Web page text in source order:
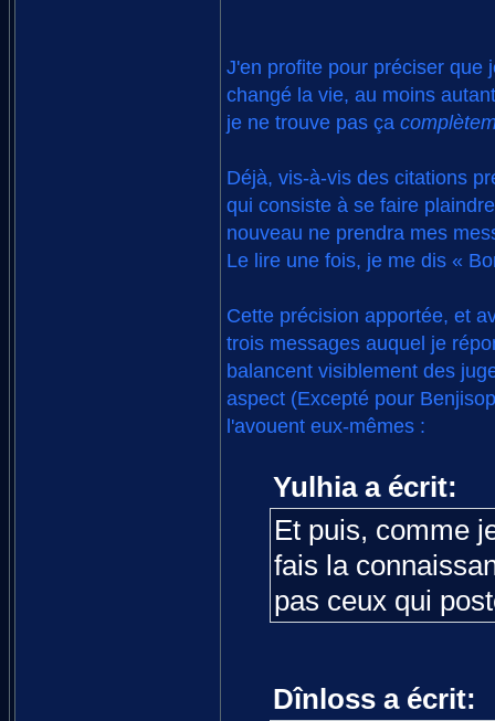
J'en profite pour préciser que
changé la vie, au moins
je ne trouve pas ça
Déjà, vis-à-vis des citations
qui consiste à se faire
nouveau ne prendra mes
Le lire une fois, je me dis «
Cette précision apportée, et
trois messages auquel je
balancent visiblement des
aspect (Excepté pour
l'avouent eux-mêmes :
Yulhia a écrit:
Et puis, comme
fais la
pas ceux qui
Dînloss a écrit: